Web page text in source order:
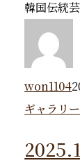
韓国伝統
won1104
ギャラリー